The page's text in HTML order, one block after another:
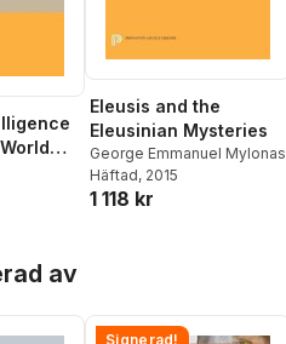
Eleusis and the
Eleusinian Mysteries
George Emmanuel Mylonas
Häftad, 2015
1 118 kr
av
Signerad!